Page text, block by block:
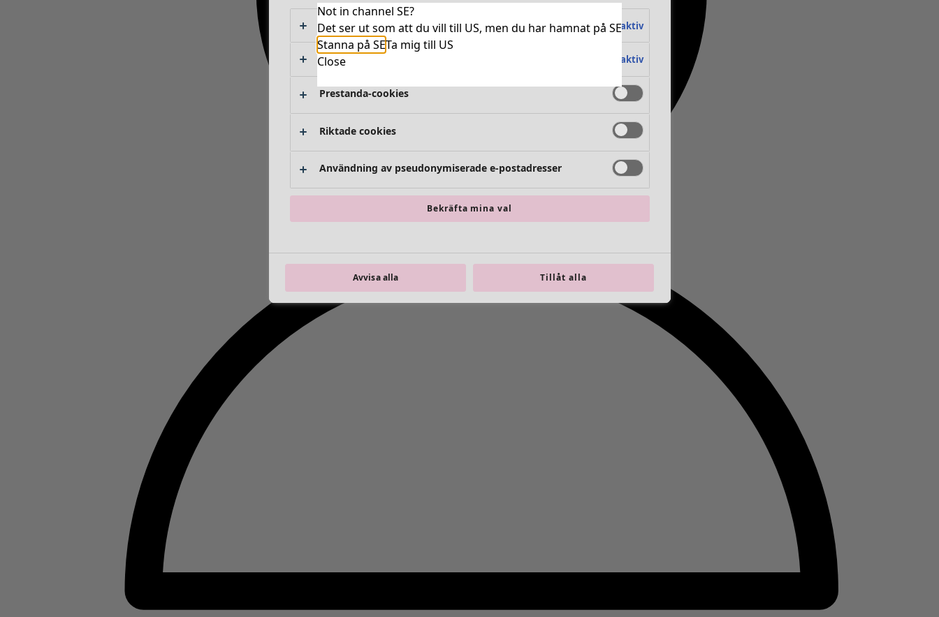
Not in channel SE?
Det ser ut som att du vill till US, men du har hamnat på SE
Stanna på SETa mig till US
Close
Absolut nödvändiga cookies Alltid aktiv
Funktionella cookies Alltid aktiv
Prestanda-cookies
Riktade cookies
Användning av pseudonymiserade e-postadresser
Bekräfta mina val
Avvisa alla Tillåt alla